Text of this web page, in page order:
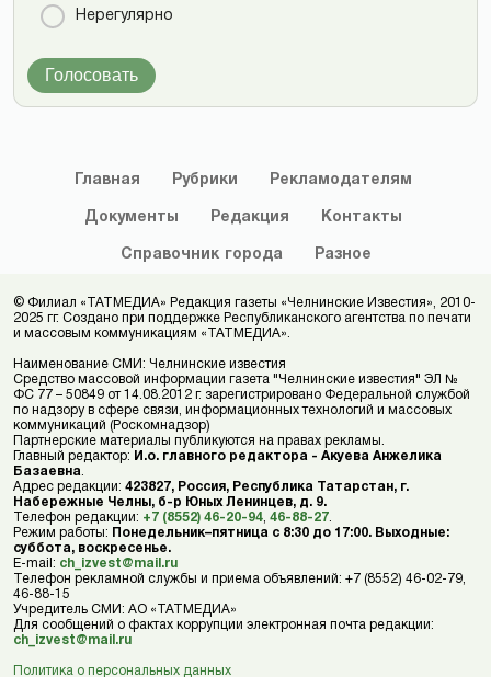
Нерегулярно
Голосовать
Главная Рубрики Рекламодателям
Документы Редакция Контакты
Справочник города Разное
© Филиал «ТАТМЕДИА» Редакция газеты «Челнинские Известия», 2010-
2025 гг. Создано при поддержке Республиканского агентства по печати
и массовым коммуникациям «ТАТМЕДИА».
Наименование СМИ: Челнинские известия
Средство массовой информации газета "Челнинские известия" ЭЛ №
ФС 77 – 50849 от 14.08.2012 г. зарегистрировано Федеральной службой
по надзору в сфере связи, информационных технологий и массовых
коммуникаций (Роскомнадзор)
Партнерские материалы публикуются на правах рекламы.
Главный редактор: И.о. главного редактора - Акуева Анжелика
Базаевна
Адрес редакции: 423827, Россия, Республика Татарстан, г.
Набережные Челны, б-р Юных Ленинцев, д. 9.
Телефон редакции: +7 (8552) 46-20-94 46-88-27
Режим работы: Понедельник–пятница с 8:30 до 17:00. Выходные:
суббота, воскресенье.
E-mail: ch_izvest@mail.ru
Телефон рекламной службы и приема объявлений: +7 (8552) 46-02-79,
46-88-15
Учредитель СМИ: АО «ТАТМЕДИА»
Для сообщений о фактах коррупции электронная почта редакции:
ch_izvest@mail.ru
Политика о персональных данных